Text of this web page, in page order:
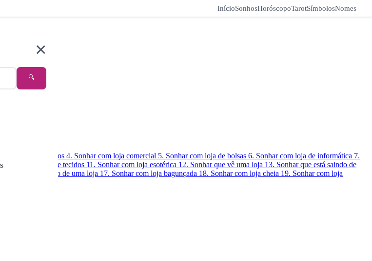
InícioSonhosHoróscopoTarotSímbolosNomes
×
🔍
loja de brinquedos 4. Sonhar com loja comercial 5. Sonhar com loja de bolsas 6. Sonhar com loja de informática 7.
com loja de tecidos 11. Sonhar com loja esotérica 12. Sonhar que vê uma loja 13. Sonhar que está saindo de
Sonhar que é dono de uma loja 17. Sonhar com loja bagunçada 18. Sonhar com loja cheia 19. Sonhar com loja